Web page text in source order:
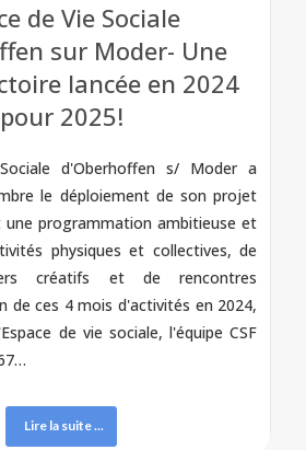
de Vie Sociale
sur Moder- Une
lancée en 2024
pour 2025!
d'Oberhoffen s/ Moder a
le déploiement de son projet
une programmation ambitieuse et
physiques et collectives, de
créatifs et de rencontres
de ces 4 mois d'activités en 2024,
de vie sociale, l'équipe CSF
Lire la suite ...